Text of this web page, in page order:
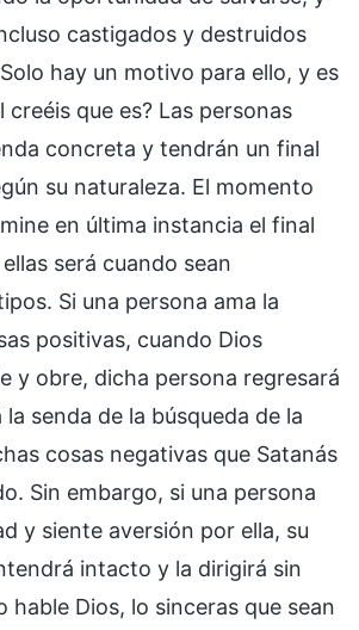
castigados y destruidos
hay un motivo para ello, y es
creéis que es? Las personas
concreta y tendrán un final
su naturaleza. El momento
en última instancia el final
será cuando sean
Si una persona ama la
positivas, cuando Dios
y obre, dicha persona regresará
la senda de la búsqueda de la
cosas negativas que Satanás
Sin embargo, si una persona
y siente aversión por ella, su
intacto y la dirigirá sin
hable Dios, lo sinceras que sean